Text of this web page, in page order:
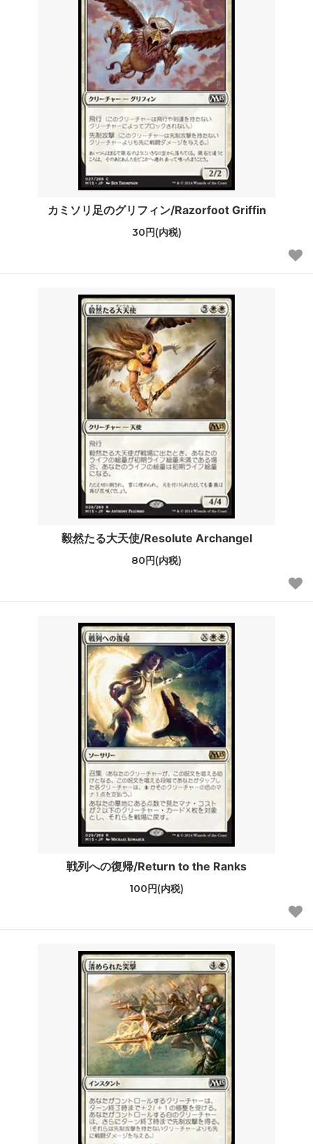
カミソリ足のグリフィン/Razorfoot Griffin
30円(内税)
毅然たる大天使/Resolute Archangel
80円(内税)
戦列への復帰/Return to the Ranks
100円(内税)